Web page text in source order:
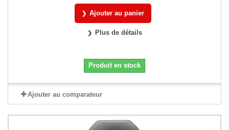
Ajouter au panier
Plus de détails
Produit en stock
Ajouter au comparateur